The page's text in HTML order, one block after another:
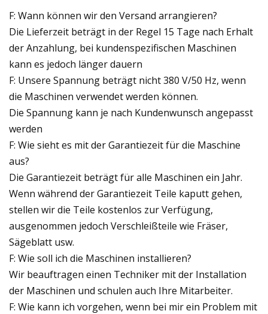
F: Wann können wir den Versand arrangieren?
Die Lieferzeit beträgt in der Regel 15 Tage nach Erhalt
der Anzahlung, bei kundenspezifischen Maschinen
kann es jedoch länger dauern
F: Unsere Spannung beträgt nicht 380 V/50 Hz, wenn
die Maschinen verwendet werden können.
Die Spannung kann je nach Kundenwunsch angepasst
werden
F: Wie sieht es mit der Garantiezeit für die Maschine
aus?
Die Garantiezeit beträgt für alle Maschinen ein Jahr.
Wenn während der Garantiezeit Teile kaputt gehen,
stellen wir die Teile kostenlos zur Verfügung,
ausgenommen jedoch Verschleißteile wie Fräser,
Sägeblatt usw.
F: Wie soll ich die Maschinen installieren?
Wir beauftragen einen Techniker mit der Installation
der Maschinen und schulen auch Ihre Mitarbeiter.
F: Wie kann ich vorgehen, wenn bei mir ein Problem mit